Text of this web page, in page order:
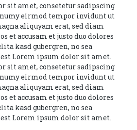
sit amet, consetetur sadipscing
eirmod tempor invidunt ut
aliquyam erat, sed diam
et accusam et justo duo dolores
kasd gubergren, no sea
Lorem ipsum dolor sit amet.
sit amet, consetetur sadipscing
eirmod tempor invidunt ut
aliquyam erat, sed diam
et accusam et justo duo dolores
kasd gubergren, no sea
Lorem ipsum dolor sit amet.